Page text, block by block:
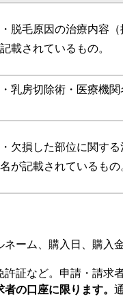
脱毛原因の治療内容
載されているもの。
乳房切除術・医療機
欠損した部位に関する
が記載されているもの
ーム、購入日、購入
証など。申請・請求
者の口座に限ります。